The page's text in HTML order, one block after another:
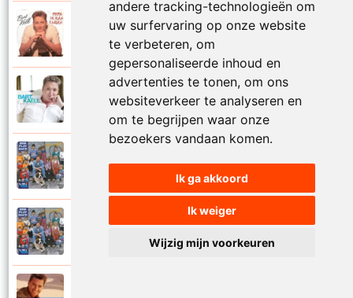
andere tracking-technologieën om
uw surfervaring op onze website
te verbeteren, om
gepersonaliseerde inhoud en
advertenties te tonen, om ons
websiteverkeer te analyseren en
om te begrijpen waar onze
bezoekers vandaan komen.
Ik ga akkoord
Ik weiger
Wijzig mijn voorkeuren
Bart Kaell
Papa ik kan zingen
Bart Kaell
Peizde nog aan mij
Bart Kaell